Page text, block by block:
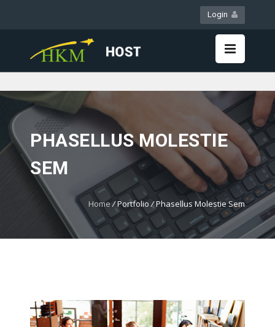
LiveChat
PHASELLUS MOLESTIE
SEM
Home /Portfolio/Phasellus Molestie Sem